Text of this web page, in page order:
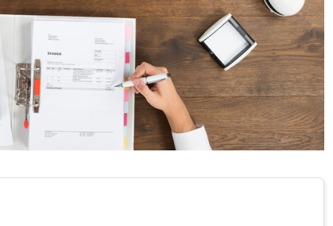
C conservazione digitale
Documenti digitali